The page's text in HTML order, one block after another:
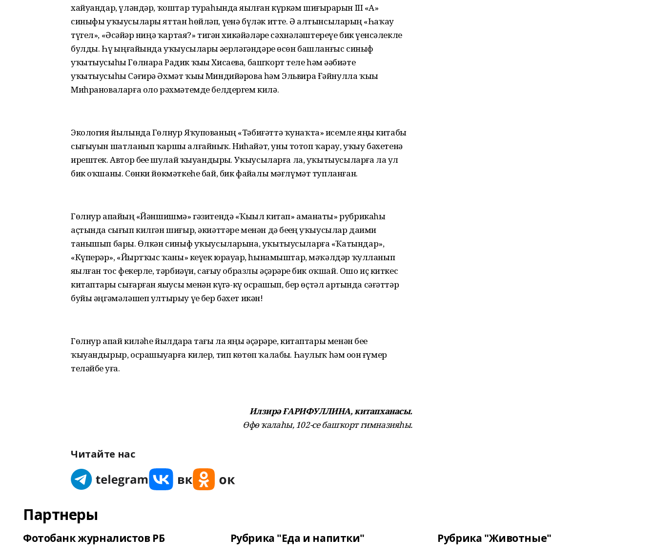
хайуандар, үләндәр, ҡоштар тураһында яҙылған күр­кәм шиғырҙарын III «А»
синыфы уҡыусылары яттан һөйләп, үҙенә бүләк итте. Ә алтынсыларҙың «Һаҡау
түгел», «Әсәйҙәр ниңә ҡартая?» тигән хикәйәләрҙе сәхнәләштереүе бик үҙенсәлекле
булды. Һүҙ ыңғайында уҡыусыларҙы әҙерләгәндәре өсөн башланғыс синыф
уҡытыусыһы Гөлнара Радик ҡыҙы Хисаева, башҡорт теле һәм әҙәбиәте
уҡытыусыһы Сәғирә Әхмәт ҡыҙы Миндийәрова һәм Эльвира Ғәйнулла ҡыҙы
Миһрановаларға оло рәхмәтемде белдергем килә.
Экология йылында Гөлнур Яҡупованың «Тәбиғәттә ҡунаҡта» исемле яңы китабы
сығыуын шатланып ҡаршы алғайныҡ. Ниһайәт, уны тотоп ҡарау, уҡыу бәхетенә
ирештек. Автор беҙҙе шулай ҡыуандыр­ҙы. Уҡыусыларға ла, уҡытыу­сыларға ла ул
бик оҡшаны. Сөнки йөкмәткеһе бай, бик файҙалы мәғлүмәт тупланған.
Гөлнур апайҙың «Йәншишмә» гәзитендә «Ҡыҙыл китап» аманаты» рубрикаһы
аҫтында сығып килгән шиғыр, әкиәттәре менән дә беҙҙең уҡыусылар даими
танышып барҙы. Өлкән синыф уҡыусыларына, уҡытыу­сыларға «Ҡатындар»,
«Күпер­ҙәр», «Йыртҡыс ҡаны» кеүек юрауҙар, һынамыштар, мәҡәлдәр ҡулланып
яҙылған тос фекерле, тәрбиәүи, сағыу образлы әҫәрҙәре бик оҡшай. Ошо иҫ киткес
китаптарҙы сығарған яҙыусы менән күҙгә-күҙ осрашып, бер өҫтәл артында сәғәттәр
буйы әңгәмәләшеп ултырыу үҙе бер бәхет икән!
Гөлнур апай киләһе йылдар­ҙа тағы ла яңы әҫәрҙәре, китаптары менән беҙҙе
ҡыуандырыр, осрашыуҙарға килер, тип көтөп ҡалабыҙ. Һаулыҡ һәм оҙон ғүмер
теләйбеҙ уға.
Илзирә ҒАРИФУЛЛИНА, китапханасы.
Өфө ҡалаһы, 102-се башҡорт гимназияһы.
Читайте нас
Партнеры
Фотобанк журналистов РБ Рубрика "Еда и напитки" Рубрика "Животные"